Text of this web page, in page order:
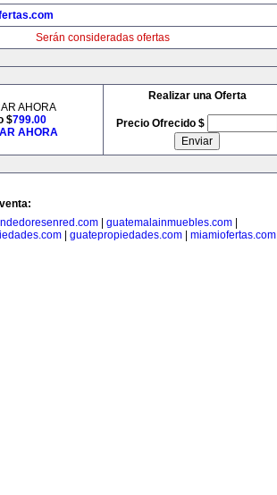
Serán consideradas ofertas
AHORA
$799.00
AHORA
Realizar una Oferta
Precio Ofrecido $
| guatemalainmuebles.com|
| guatepropiedades.com| miamiofertas.com|